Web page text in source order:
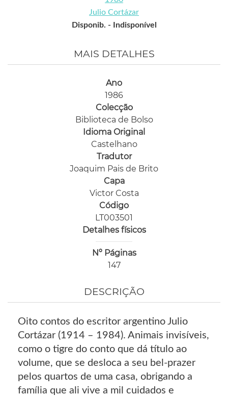
Julio Cortázar
Disponib. -
Indisponível
MAIS DETALHES
Ano
1986
Colecção
Biblioteca de Bolso
Idioma Original
Castelhano
Tradutor
Joaquim Pais de Brito
Capa
Victor Costa
Código
LT003501
Detalhes físicos
Nº Páginas
147
DESCRIÇÃO
Oito contos do escritor argentino Julio
Cortázar (1914 – 1984). Animais invisíveis,
como o tigre do conto que dá título ao
volume, que se desloca a seu bel-prazer
pelos quartos de uma casa, obrigando a
família que ali vive a mil cuidados e